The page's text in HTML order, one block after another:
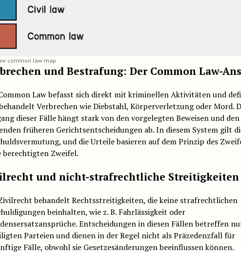
common law map
und Bestrafung: Der Common Law-
Law befasst sich direkt mit kriminellen Aktivitäten und
Verbrechen wie Diebstahl, Körperverletzung oder Mord.
dieser Fälle hängt stark von den vorgelegten Beweisen und den
früheren Gerichtsentscheidungen ab. In diesem System gilt
und die Urteile basieren auf dem Prinzip des
berechtigten Zweifel.
und nicht-strafrechtliche Streitigkeiten
behandelt Rechtsstreitigkeiten, die keine strafrechtlichen
beinhalten, wie z. B. Fahrlässigkeit oder
Entscheidungen in diesen Fällen betreffen
Parteien und dienen in der Regel nicht als Präzedenzfall für
Fälle, obwohl sie Gesetzesänderungen beeinflussen können.